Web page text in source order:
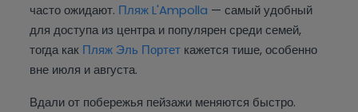
часто ожидают. Пляж L'Ampolla — самый удобный
для доступа из центра и популярен среди семей,
тогда как Пляж Эль Портет кажется тише, особенно
вне июля и августа.
Вдали от побережья пейзажи меняются быстро.